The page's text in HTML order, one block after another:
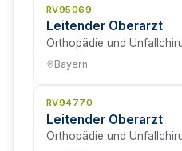
RV95069
Leitender Oberarzt
Orthopädie und
Bayern
RV94770
Leitender Oberarzt
Orthopädie und